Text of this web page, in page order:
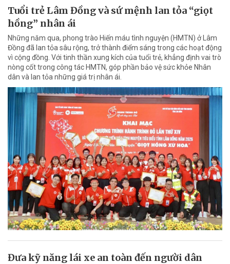
Tuổi trẻ Lâm Đồng và sứ mệnh lan tỏa “giọt
hồng” nhân ái
Những năm qua, phong trào Hiến máu tình nguyện (HMTN) ở Lâm
Đồng đã lan tỏa sâu rộng, trở thành điểm sáng trong các hoạt động
vì cộng đồng. Với tinh thần xung kích của tuổi trẻ, khẳng định vai trò
nòng cốt trong công tác HMTN, góp phần bảo vệ sức khỏe Nhân
dân và lan tỏa những giá trị nhân ái.
Đưa kỹ năng lái xe an toàn đến người dân